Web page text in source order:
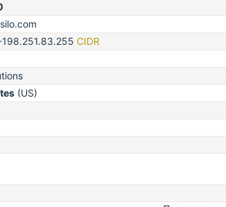
CIDR
(US)